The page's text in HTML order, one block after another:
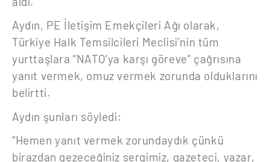
Aydın, PE İletişim Emekçileri Ağı olarak,
Türkiye Halk Temsilcileri Meclisi’nin tüm
yurttaşlara “NATO’ya karşı göreve” çağrısına
yanıt vermek, omuz vermek zorunda olduklarını
belirtti.
Aydın şunları söyledi:
“Hemen yanıt vermek zorundaydık çünkü
birazdan gezeceğiniz sergimiz, gazeteci, yazar,